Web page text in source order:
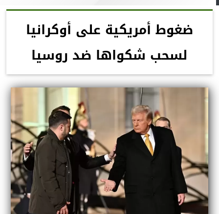
ضغوط أمريكية على أوكرانيا
لسحب شكواها ضد روسيا